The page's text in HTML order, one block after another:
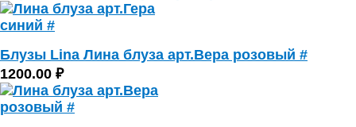
Блузы Lina Лина блуза арт.Вера розовый #
1200.00 ₽